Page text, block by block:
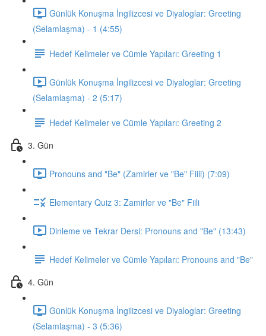
Günlük Konuşma İngilizcesi ve Diyaloglar: Greeting
(Selamlaşma) - 1 (4:55)
Hedef Kelimeler ve Cümle Yapıları: Greeting 1
Günlük Konuşma İngilizcesi ve Diyaloglar: Greeting
(Selamlaşma) - 2 (5:17)
Hedef Kelimeler ve Cümle Yapıları: Greeting 2
3. Gün
Pronouns and "Be" (Zamirler ve "Be" Fiili) (7:09)
Elementary Quiz 3: Zamirler ve "Be" Fiili
Dinleme ve Tekrar Dersi: Pronouns and "Be" (13:43)
Hedef Kelimeler ve Cümle Yapıları: Pronouns and "Be"
4. Gün
Günlük Konuşma İngilizcesi ve Diyaloglar: Greeting
(Selamlaşma) - 3 (5:36)